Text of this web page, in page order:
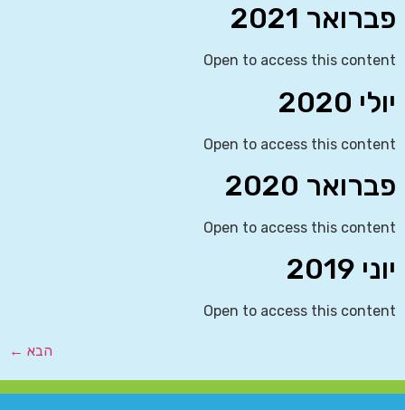
פברואר 2021
Open to access this content
יולי 2020
Open to access this content
פברואר 2020
Open to access this content
יוני 2019
Open to access this content
הבא ←